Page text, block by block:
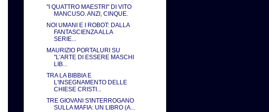
"I QUATTRO MAESTRI" DI VITO
MANCUSO. ANZI, CINQUE.
NOI UMANI E I ROBOT: DALLA
FANTASCIENZA ALLA
SERIE...
MAURIZIO PORTALURI SU
"L'ARTE DI ESSERE MASCHI
LIB...
TRA LA BIBBIA E
L'INSEGNAMENTO DELLE
CHIESE CRISTI...
TRE GIOVANI S'INTERROGANO
SULLA MAFIA: UN LIBRO (A...